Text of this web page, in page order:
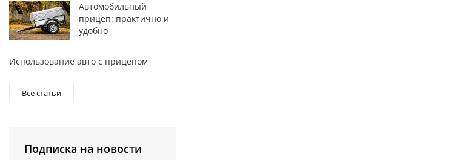
Автомобильный
прицеп: практично и
удобно
Использование авто с прицепом
Все статьи
Подписка на новости